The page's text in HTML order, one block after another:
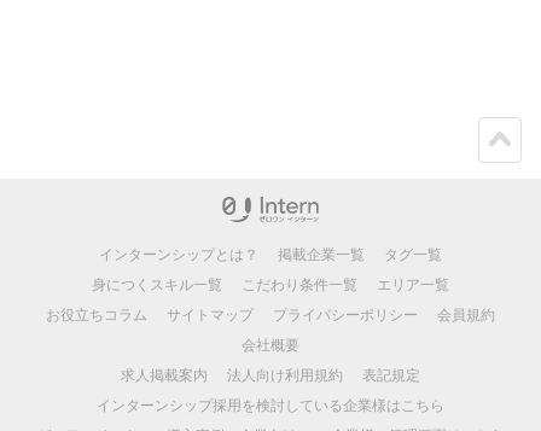
インターンシップとは？ 掲載企業一覧
タグ一覧
身につくスキル一覧
こだわり条件一覧
エリア一覧
お役立ちコラム
サイトマップ プライバシーポリシー
会員規約
会社概要
求人掲載案内
法人向け利用規約
表記規定
インターンシップ採用を検討している企業様はこちら